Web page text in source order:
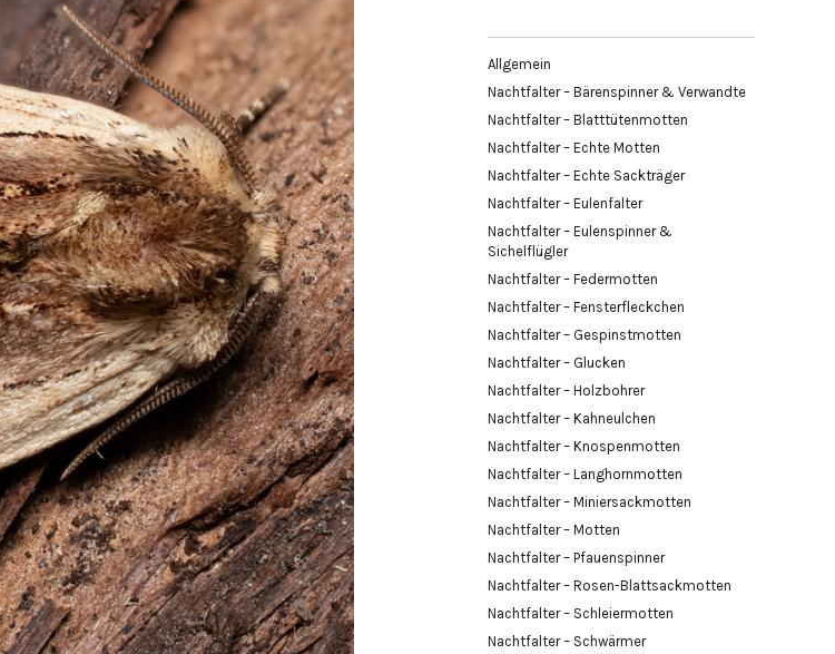
Allgemein
Nachtfalter – Bärenspinner & Verwandte
Nachtfalter – Blatttütenmotten
Nachtfalter – Echte Motten
Nachtfalter – Echte Sackträger
Nachtfalter – Eulenfalter
Nachtfalter – Eulenspinner &
Sichelflügler
Nachtfalter – Federmotten
Nachtfalter – Fensterfleckchen
Nachtfalter – Gespinstmotten
Nachtfalter – Glucken
Nachtfalter – Holzbohrer
Nachtfalter – Kahneulchen
Nachtfalter – Knospenmotten
Nachtfalter – Langhornmotten
Nachtfalter – Miniersackmotten
Nachtfalter – Motten
Nachtfalter – Pfauenspinner
Nachtfalter – Rosen-Blattsackmotten
Nachtfalter – Schleiermotten
Nachtfalter – Schwärmer